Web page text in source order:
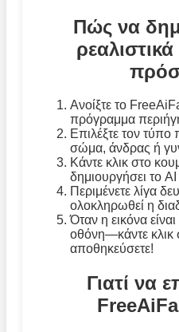
Πώς να
Ανοίξτε το
πρόγραμμα
Επιλέξτε τον τύπο
σώμα, άνδρας ή
Κάντε κλικ στο
δημιουργήσει το
Περιμένετε λίγα
ολοκληρωθεί η
Όταν η εικόνα
οθόνη—κάντε κλικ
αποθηκεύσετε!
Γιατί να